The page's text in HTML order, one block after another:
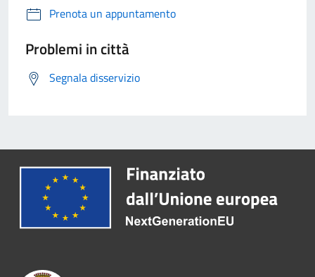
Prenota un appuntamento
Problemi in città
Segnala disservizio